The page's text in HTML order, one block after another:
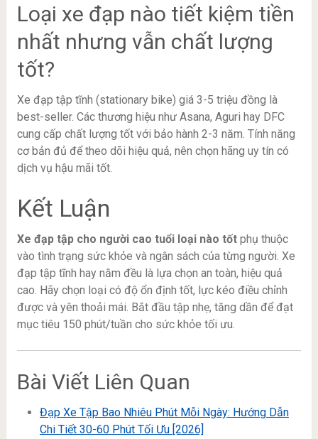
Loại xe đạp nào tiết kiệm tiền
nhất nhưng vẫn chất lượng
tốt?
Xe đạp tập tĩnh (stationary bike) giá 3-5 triệu đồng là
best-seller. Các thương hiệu như Asana, Aguri hay DFC
cung cấp chất lượng tốt với bảo hành 2-3 năm. Tính năng
cơ bản đủ để theo dõi hiệu quả, nên chọn hãng uy tín có
dịch vụ hậu mãi tốt.
Kết Luận
Xe đạp tập cho người cao tuổi loại nào tốtphụ thuộc
vào tình trạng sức khỏe và ngân sách của từng người. Xe
đạp tập tĩnh hay nằm đều là lựa chọn an toàn, hiệu quả
cao. Hãy chọn loại có độ ổn định tốt, lực kéo điều chỉnh
được và yên thoải mái. Bắt đầu tập nhẹ, tăng dần để đạt
mục tiêu 150 phút/tuần cho sức khỏe tối ưu.
Bài Viết Liên Quan
Đạp Xe Tập Bao Nhiêu Phút Mỗi Ngày: Hướng Dẫn
Chi Tiết 30-60 Phút Tối Ưu [2026]